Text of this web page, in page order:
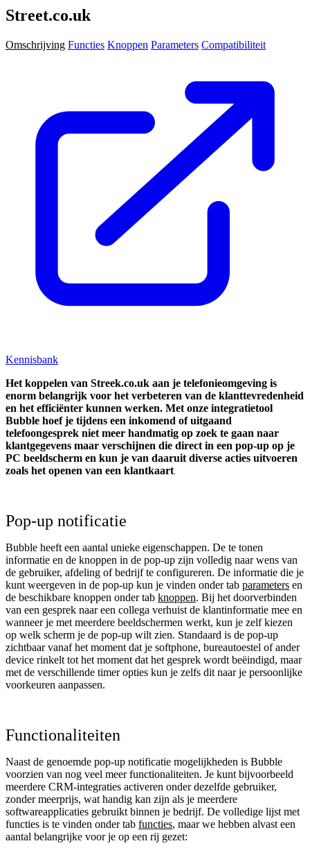
Street.co.uk
Omschrijving Functies Knoppen Parameters Compatibiliteit
Kennisbank
Het koppelen van Streek.co.uk aan je telefonieomgeving is
enorm belangrijk voor het verbeteren van de klanttevredenheid
en het efficiënter kunnen werken. Met onze integratietool
Bubble hoef je tijdens een inkomend of uitgaand
telefoongesprek niet meer handmatig op zoek te gaan naar
klantgegevens maar verschijnen die direct in een pop-up op je
PC beeldscherm en kun je van daaruit diverse acties uitvoeren
zoals het openen van een klantkaart
Pop-up notificatie
Bubble heeft een aantal unieke eigenschappen. De te tonen
informatie en de knoppen in de pop-up zijn volledig naar wens van
de gebruiker, afdeling of bedrijf te configureren. De informatie die je
kunt weergeven in de pop-up kun je vinden onder tab parameters en
de beschikbare knoppen onder tab knoppen. Bij het doorverbinden
van een gesprek naar een collega verhuist de klantinformatie mee en
wanneer je met meerdere beeldschermen werkt, kun je zelf kiezen
op welk scherm je de pop-up wilt zien. Standaard is de pop-up
zichtbaar vanaf het moment dat je softphone, bureautoestel of ander
device rinkelt tot het moment dat het gesprek wordt beëindigd, maar
met de verschillende timer opties kun je zelfs dit naar je persoonlijke
voorkeuren aanpassen.
Functionaliteiten
Naast de genoemde pop-up notificatie mogelijkheden is Bubble
voorzien van nog veel meer functionaliteiten. Je kunt bijvoorbeeld
meerdere CRM-integraties activeren onder dezelfde gebruiker,
zonder meerprijs, wat handig kan zijn als je meerdere
softwareapplicaties gebruikt binnen je bedrijf. De volledige lijst met
functies is te vinden onder tab functies, maar we hebben alvast een
aantal belangrijke voor je op een rij gezet: